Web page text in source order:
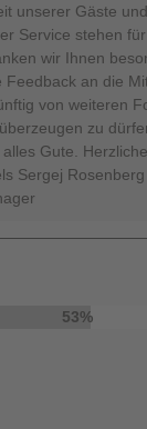
unserer Gäste
Service stehen
wir Ihnen
Feedback an die
von weiteren
zu
Gute.
Sergej
53%